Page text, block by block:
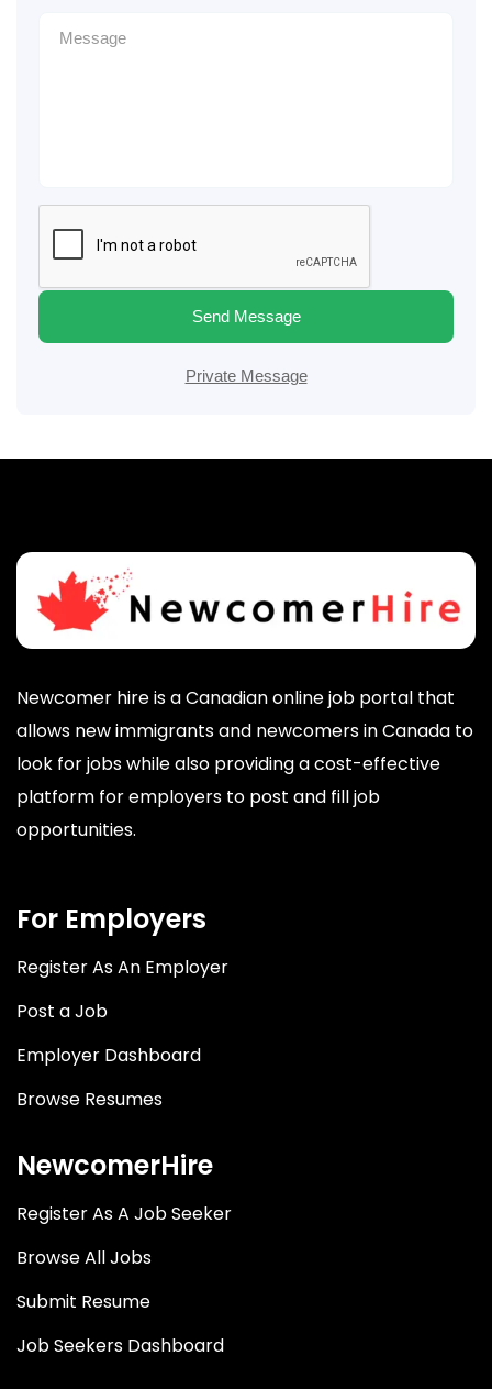
Send Message
Private Message
Newcomer hire is a Canadian online job portal that
allows new immigrants and newcomers in Canada to
look for jobs while also providing a cost-effective
platform for employers to post and fill job
opportunities.
For Employers
Register As An Employer
Post a Job
Employer Dashboard
Browse Resumes
NewcomerHire
Register As A Job Seeker
Browse All Jobs
Submit Resume
Job Seekers Dashboard